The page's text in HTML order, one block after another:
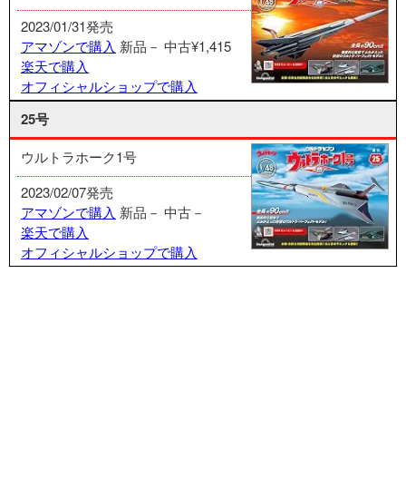
2023/01/31発売
アマゾンで購入 新品－ 中古¥1,415
楽天で購入
オフィシャルショップで購入
25号
ウルトラホーク1号
2023/02/07発売
アマゾンで購入 新品－ 中古－
楽天で購入
オフィシャルショップで購入